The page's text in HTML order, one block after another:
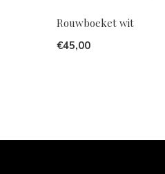
Rouwboeket wit
€45,00